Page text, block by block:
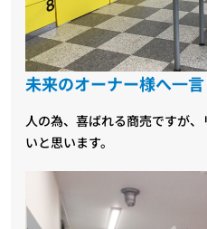
未来のオーナー様へ一言
人の為、喜ばれる商売ですが
いと思います。